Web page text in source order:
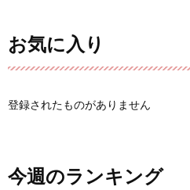
お気に入り
登録されたものがありません
今週のランキング